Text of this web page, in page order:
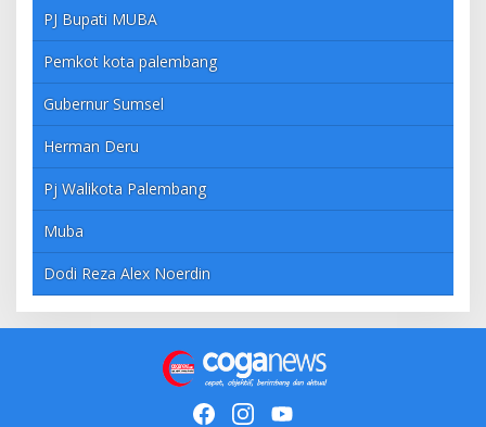
PJ Bupati MUBA
Pemkot kota palembang
Gubernur Sumsel
Herman Deru
Pj Walikota Palembang
Muba
Dodi Reza Alex Noerdin